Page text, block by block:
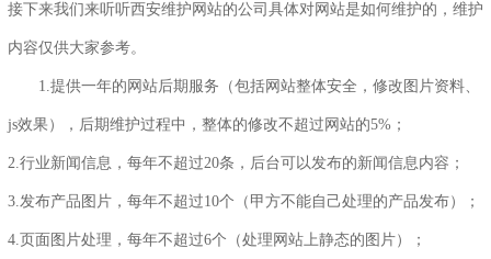
接下来我们来听听西安维护网站的公司 具体对网站是如何维护的，维护
内容仅供大家参考。
1.提供一年的网站后期服务（包括网站整体安全，修改图片资料、
js效果），后期维护过程中，整体的修改不超过网站的5%；
2.行业新闻信息，每年不超过20条，后台可以发布的新闻信息内容；
3.发布产品图片，每年不超过10个（甲方不能自己处理的产品发布）；
4.页面图片处理，每年不超过6个（处理网站上静态的图片）；